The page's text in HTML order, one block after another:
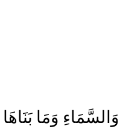
وَالسَّمَاءِ وَمَا بَنَاهَا